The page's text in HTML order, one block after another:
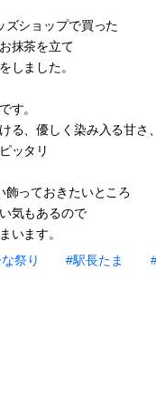
ショップで買った
抹茶を立て
しました。
す。
る、優しく染み入る甘さ
ッタリ
飾っておきたいところ
気もあるので
います。
祭り #駅長たま